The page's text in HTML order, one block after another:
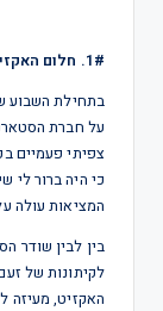
1#. חלום האקזיט
על חברת
צפיתי פעמיים
כי היה ברור
המציאות עולה
בין לבין שודר
לקיתונות של
האקזיט, מעיזה